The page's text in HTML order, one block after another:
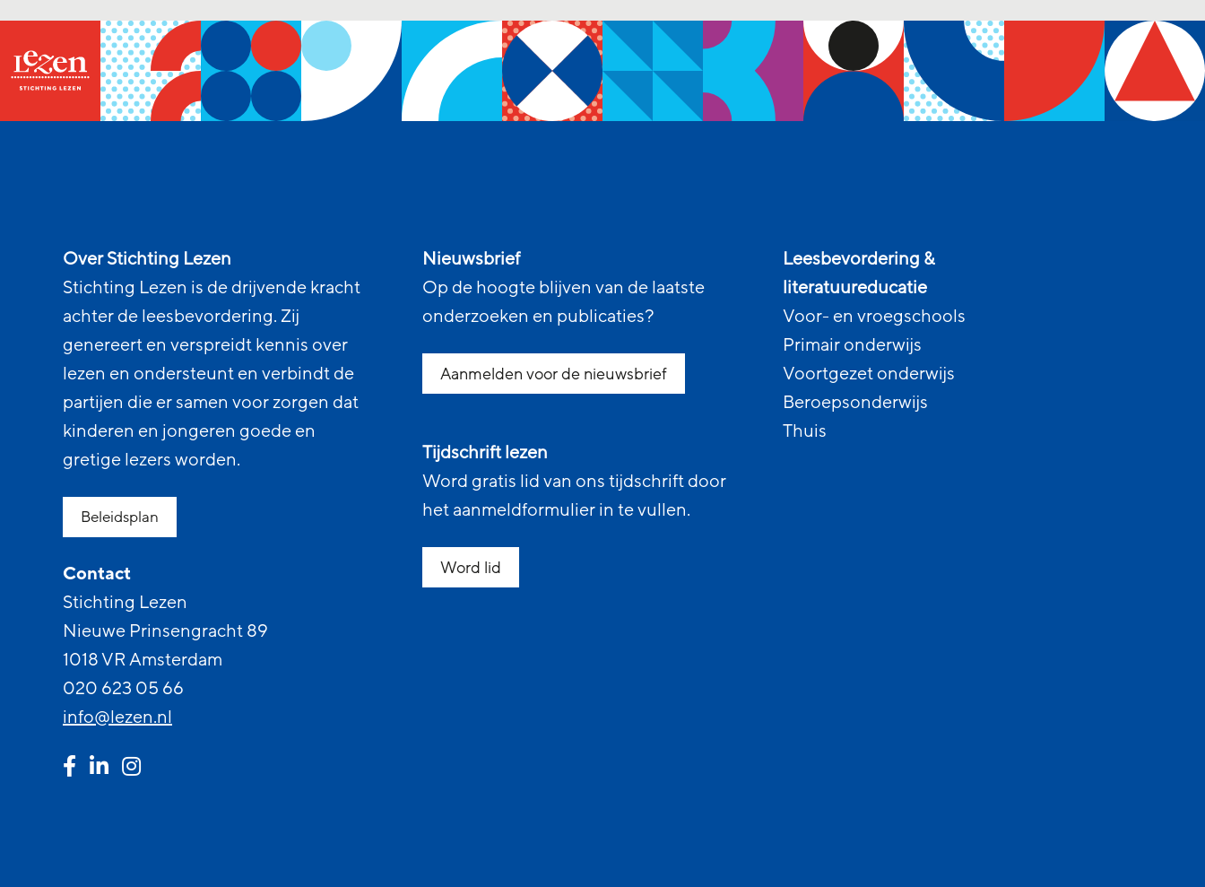
Over Stichting Lezen
Stichting Lezen is de drijvende kracht
achter de leesbevordering. Zij
genereert en verspreidt kennis over
lezen en ondersteunt en verbindt de
partijen die er samen voor zorgen dat
kinderen en jongeren goede en
gretige lezers worden.
Beleidsplan
Contact
Stichting Lezen
Nieuwe Prinsengracht 89
1018 VR Amsterdam
020 623 05 66
info@lezen.nl
Nieuwsbrief
Op de hoogte blijven van de laatste
onderzoeken en publicaties?
Aanmelden voor de nieuwsbrief
Tijdschrift lezen
Word gratis lid van ons tijdschrift door
het aanmeldformulier in te vullen.
Word lid
Leesbevordering &
literatuureducatie
Voor- en vroegschools
Primair onderwijs
Voortgezet onderwijs
Beroepsonderwijs
Thuis